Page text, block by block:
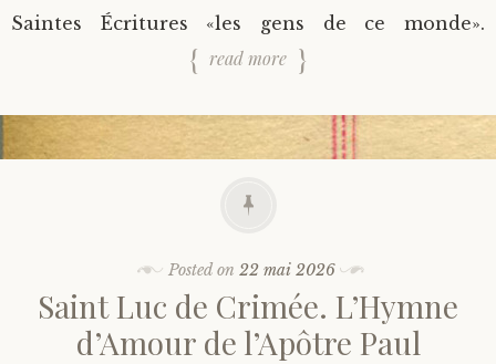
Saintes Écritures «les gens de ce monde».
read more
Posted on 22 mai 2026
Saint Luc de Crimée. L’Hymne
d’Amour de l’Apôtre Paul